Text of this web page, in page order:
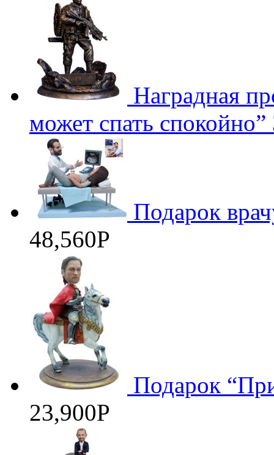
Наградная
может спать
Подарок
48,560Р
Подарок
23,900Р